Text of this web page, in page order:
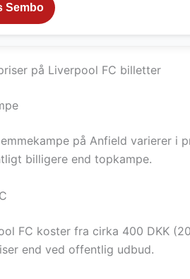
Sembo
på Liverpool FC billetter
på Anfield varierer
billigere end topkampe.
FC koster fra cirka 400 DKK
end ved offentlig udbud.